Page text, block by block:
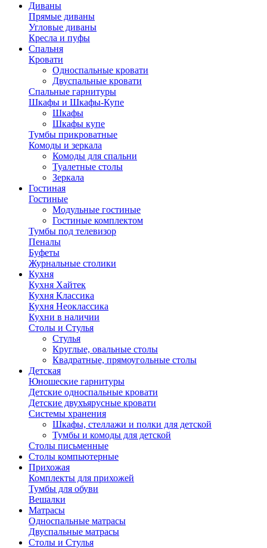
Диваны
Прямые диваны
Угловые диваны
Кресла и пуфы
Спальня
Кровати
Односпальные кровати
Двуспальные кровати
Спальные гарнитуры
Шкафы и Шкафы-Купе
Шкафы
Шкафы купе
Тумбы прикроватные
Комоды и зеркала
Комоды для спальни
Туалетные столы
Зеркала
Гостиная
Гостиные
Модульные гостиные
Гостиные комплектом
Тумбы под телевизор
Пеналы
Буфеты
Журнальные столики
Кухня
Кухня Хайтек
Кухня Классика
Кухня Неоклассика
Кухни в наличии
Столы и Стулья
Стулья
Круглые, овальные столы
Квадратные, прямоугольные столы
Детская
Юношеские гарнитуры
Детские односпальные кровати
Детские двухъярусные кровати
Системы хранения
Шкафы, стеллажи и полки для детской
Тумбы и комоды для детской
Столы письменные
Столы компьютерные
Прихожая
Комплекты для прихожей
Тумбы для обуви
Вешалки
Матрасы
Односпальные матрасы
Двуспальные матрасы
Столы и Стулья